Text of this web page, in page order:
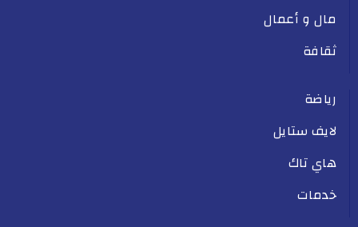
مال و أعمال
ثقافة
رياضة
لايف ستايل
هاي تاك
خدمات